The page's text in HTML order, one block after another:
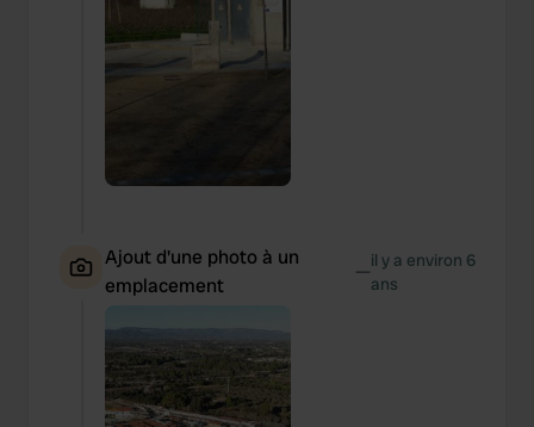
Ajout d'une photo à un
emplacement
—il y a environ 6
ans